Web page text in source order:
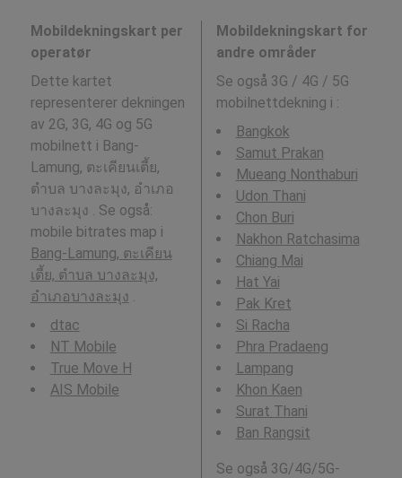
Mobildekningskart per
operatør
Dette kartet
representerer dekningen
av 2G, 3G, 4G og 5G
mobilnett i Bang-
Lamung, ตะเคียนเตี้ย,
ตำบล บางละมุง, อำเภอ
บางละมุง . Se også:
mobile bitrates map i
Bang-Lamung, ตะเคียน
เตี้ย, ตำบล บางละมุง,
อำเภอบางละมุง .
dtac
NT Mobile
True Move H
AIS Mobile
Mobildekningskart for
andre områder
Se også 3G / 4G / 5G
mobilnettdekning i :
Bangkok
Samut Prakan
Mueang Nonthaburi
Udon Thani
Chon Buri
Nakhon Ratchasima
Chiang Mai
Hat Yai
Pak Kret
Si Racha
Phra Pradaeng
Lampang
Khon Kaen
Surat Thani
Ban Rangsit
Se også 3G/4G/5G-